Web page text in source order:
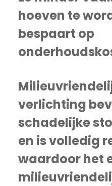
hoeven te
bespaart op
verlichting
schadelijke
en is volledig
waardoor het